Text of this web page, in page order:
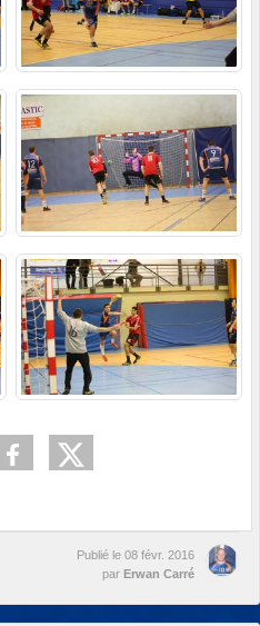
Publié le 08 févr. 2016
par Erwan Carré